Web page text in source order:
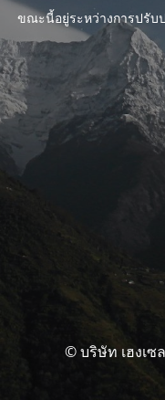
ขณะนี้อยู่ระหว่างการปรับ
© บริษัท เฮงเซ